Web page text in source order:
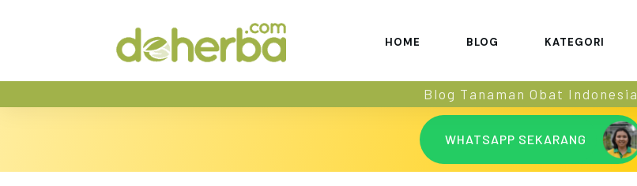
HOME BLOG KATEGORI
Blog Tanaman Obat Indonesia
WHATSAPP SEKARANG